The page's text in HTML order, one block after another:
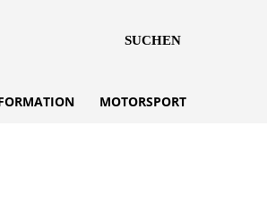
SUCHEN
MOTORSPORT